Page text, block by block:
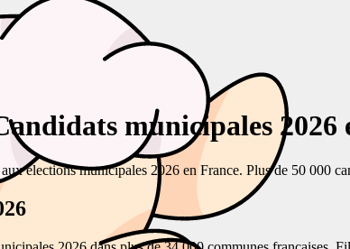
municipales 2026
élections municipales 2026 en France. Plus de 50 000